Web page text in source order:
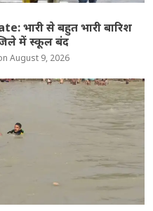
भारी से बहुत भारी बारिश
में स्कूल बंद
August 9, 2026